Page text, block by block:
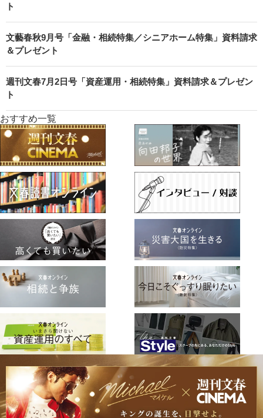
ト
文藝春秋9月号「金融・相続特集／シニアホーム特集」資料請求
＆プレゼント
週刊文春7月2日号「資産運用・相続特集」資料請求＆プレゼン
ト
おすすめ一覧